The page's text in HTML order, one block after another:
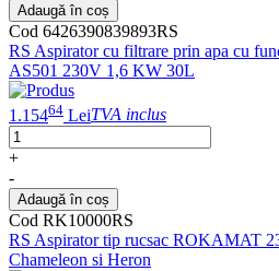
Adaugă în coș
Cod 6426390839893RS
RS Aspirator cu filtrare prin apa cu
AS501 230V 1,6 KW 30L
1.15464 LeiTVA inclus
+
-
Adaugă în coș
Cod RK10000RS
RS Aspirator tip rucsac ROKAMAT
Chameleon si Heron